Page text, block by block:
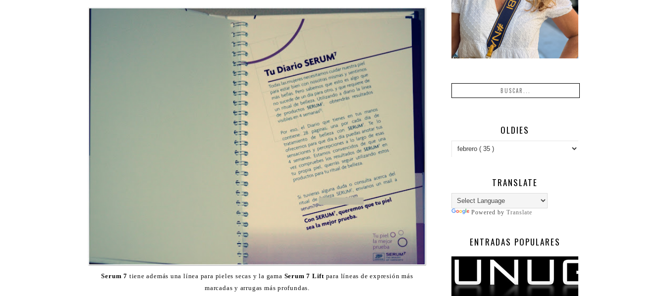
Serum 7 tiene además una línea para pieles secas y la gama Serum 7 Lift para líneas de expresión más
marcadas y arrugas más profundas.
OLDIES
TRANSLATE
Powered by Translate
ENTRADAS POPULARES